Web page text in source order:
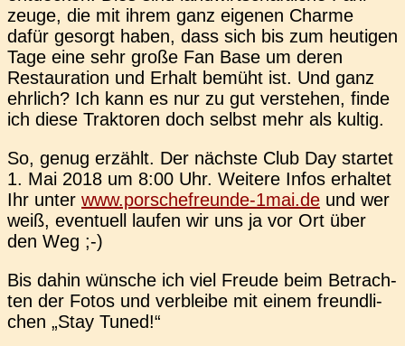
zeu­ge, die mit ihrem ganz eige­nen Charme
dafür gesorgt haben, dass sich bis zum heu­ti­gen
Tage eine sehr große Fan Base um deren
Restau­ra­ti­on und Erhalt bemüht ist. Und ganz
ehr­lich? Ich kann es nur zu gut ver­ste­hen, finde
ich diese Trak­to­ren doch selbst mehr als kultig.
So, genug erzählt. Der nächs­te Club Day star­tet
1. Mai 2018 um 8:00 Uhr. Wei­te­re Infos erhal­tet
Ihr unter www.porschefreunde-1mai.de und wer
weiß, even­tu­ell laufen wir uns ja vor Ort über
den Weg ;-)
Bis dahin wün­sche ich viel Freude beim Betrach­
ten der Fotos und ver­blei­be mit einem freund­li­
chen „Stay Tuned!“